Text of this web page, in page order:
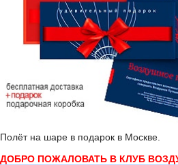
Полёт на шаре в подарок в Москве.
ДОБРО ПОЖАЛОВАТЬ В КЛУБ